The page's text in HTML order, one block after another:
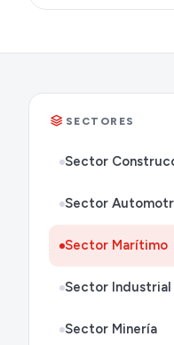
SECTORES
Sector
Sector
Sector Marítimo
Sector Industrial
Sector Minería